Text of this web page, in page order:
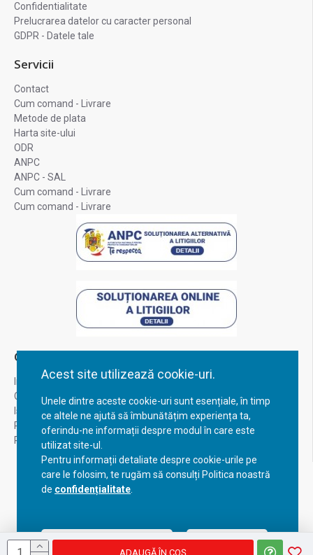
Acest site utilizează cookie-uri.
Unele dintre aceste cookie-uri sunt esențiale, în timp
ce altele ne ajută să îmbunătățim experiența ta,
oferindu-ne informații despre modul în care este
utilizat site-ul.
Pentru informații detaliate despre cookie-urile pe
care le folosim, te rugăm să consulți Politica noastră
de confidențialitate
Acceptă setările curente Configurează
ADAUGĂ ÎN COŞ
Confidentialitate
Prelucrarea datelor cu caracter personal
GDPR - Datele tale
Servicii
Contact
Cum comand - Livrare
Metode de plata
Harta site-ului
ODR
ANPC
ANPC - SAL
Cum comand - Livrare
Cum comand - Livrare
Contul Meu
Inregistrare
Contul meu
Istoric comenzi
Recuperare parola
Returnare produs